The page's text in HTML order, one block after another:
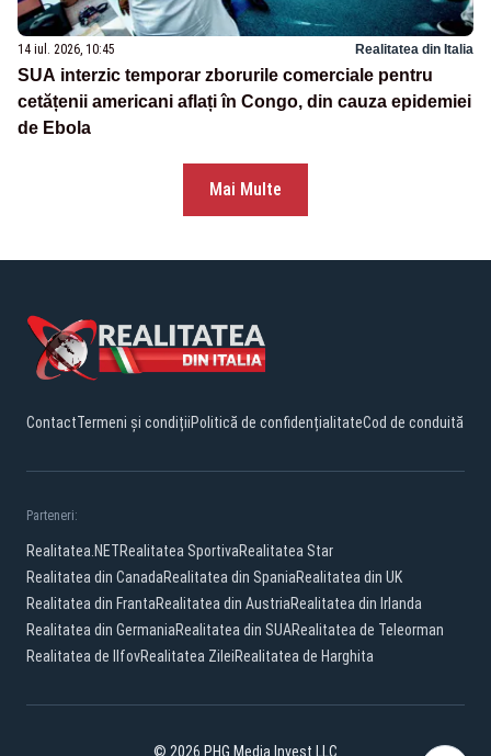
14 iul. 2026, 10:45 Realitatea din Italia
SUA interzic temporar zborurile comerciale pentru
cetățenii americani aflați în Congo, din cauza epidemiei
de Ebola
Mai Multe
ContactTermeni și condițiiPolitică de confidențialitateCod de conduită
Parteneri:
Realitatea.NETRealitatea SportivaRealitatea Star
Realitatea din CanadaRealitatea din SpaniaRealitatea din UK
Realitatea din FrantaRealitatea din AustriaRealitatea din Irlanda
Realitatea din GermaniaRealitatea din SUARealitatea de Teleorman
Realitatea de IlfovRealitatea ZileiRealitatea de Harghita
© 2026 PHG Media Invest LLC